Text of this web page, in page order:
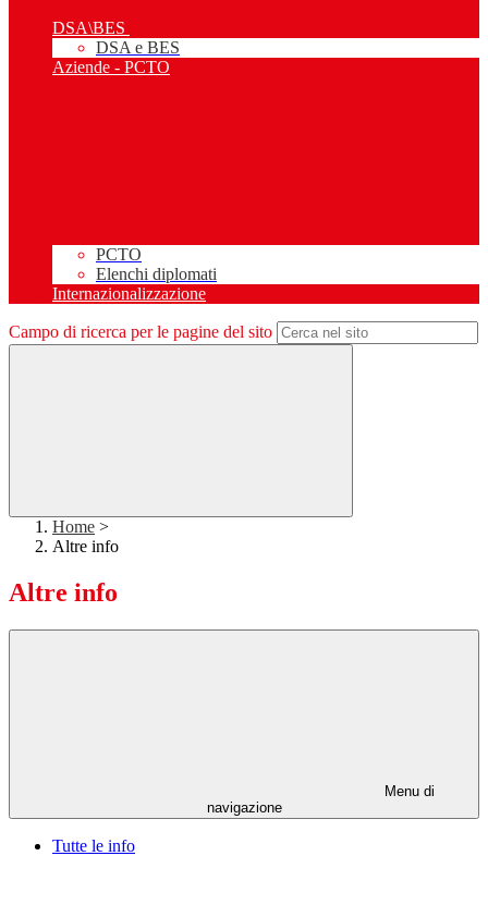
DSA\BES
DSA e BES
Aziende - PCTO
PCTO
Elenchi diplomati
Internazionalizzazione
Campo di ricerca per le pagine del sito
Home >
Altre info
Altre info
Menu di
navigazione
Tutte le info